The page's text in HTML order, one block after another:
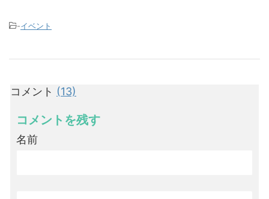
-イベント
コメント (13)
コメントを残す
名前